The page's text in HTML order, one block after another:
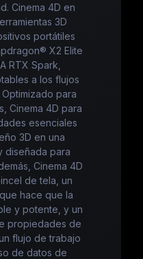
Cinema 4D en
3D
portátiles
X2 Elite
RTX Spark,
a los flujos
para
Cinema 4D para
esenciales
3D en una
diseñada para
Cinema 4D
de tela, un
hace que la
y potente, y un
propiedades de
flujo de trabajo
de datos de